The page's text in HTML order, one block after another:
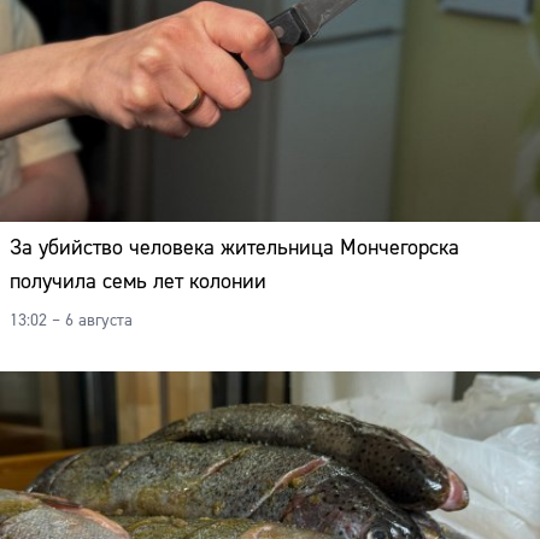
За убийство человека жительница Мончегорска
получила семь лет колонии
13:02 – 6 августа